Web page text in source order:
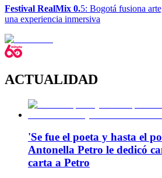
Festival RealMix 0.5: Bogotá fusiona
una experiencia inmersiva
ACTUALIDAD
'Se fue el poeta y hasta el
Antonella Petro le dedicó
carta a Petro